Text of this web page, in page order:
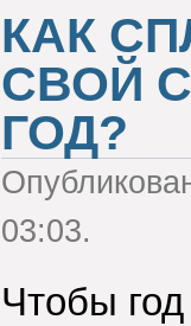
КАК
СВОЙ
ГОД?
03:03.
Чтобы